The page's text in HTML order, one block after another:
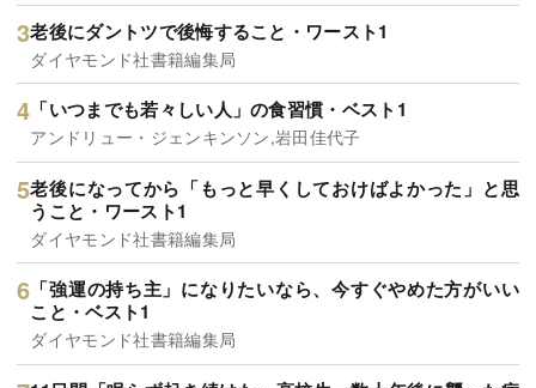
老後にダントツで後悔すること・ワースト1
ダイヤモンド社書籍編集局
「いつまでも若々しい人」の食習慣・ベスト1
アンドリュー・ジェンキンソン,岩田佳代子
老後になってから「もっと早くしておけばよかった」と思
うこと・ワースト1
ダイヤモンド社書籍編集局
「強運の持ち主」になりたいなら、今すぐやめた方がいい
こと・ベスト1
ダイヤモンド社書籍編集局